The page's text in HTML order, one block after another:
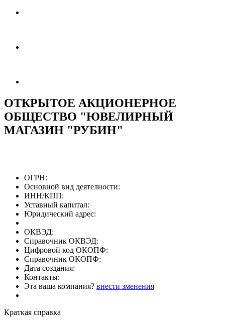
ОТКРЫТОЕ АКЦИОНЕРНОЕ
ОБЩЕСТВО "ЮВЕЛИРНЫЙ
МАГАЗИН "РУБИН"
ОГРН:
Основной вид деятелности:
ИНН/КПП:
Уставный капитал:
Юридический адрес:
ОКВЭД:
Справочник ОКВЭД:
Цифровой код ОКОПФ:
Справочник ОКОПФ:
Дата создания:
Контакты:
Эта ваша компания? внести зменения
Краткая справка